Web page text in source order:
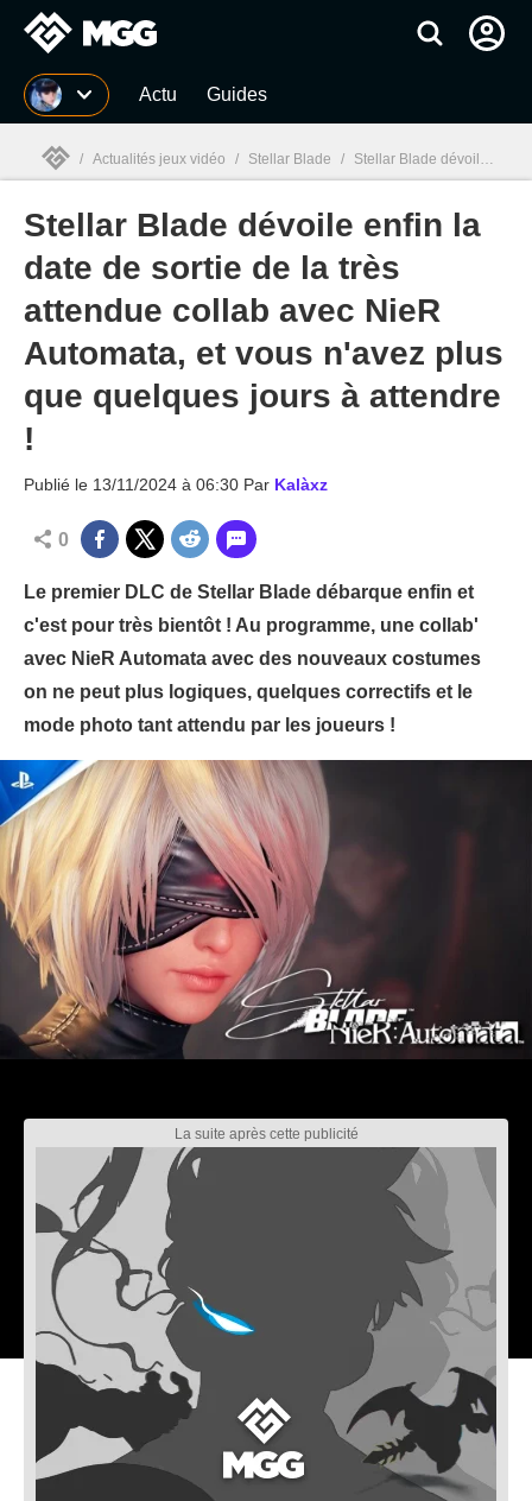
MGG Actu Guides
MGG
/ Actualités jeux vidéo / Stellar Blade / Stellar Blade dévoile enfin la date de sortie de la très attendue collab avec NieR Automata, et vous n'avez plus que quelques jours à attendre !
Stellar Blade dévoile enfin la
date de sortie de la très
attendue collab avec NieR
Automata, et vous n'avez plus
que quelques jours à attendre
!
Publié le 13/11/2024 à 06:30 Par Kalàxz
0
Le premier DLC de Stellar Blade débarque enfin et
c'est pour très bientôt ! Au programme, une collab'
avec NieR Automata avec des nouveaux costumes
on ne peut plus logiques, quelques correctifs et le
mode photo tant attendu par les joueurs !